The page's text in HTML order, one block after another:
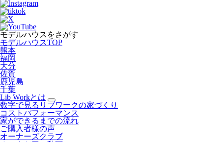
モデルハウスをさがす
モデルハウスTOP
熊本
福岡
大分
佐賀
鹿児島
千葉
Lib Workとは
数字で見るリブワークの家づくり
コストパフォーマンス
家ができるまでの流れ
ご購入者様の声
オーナーズクラブ